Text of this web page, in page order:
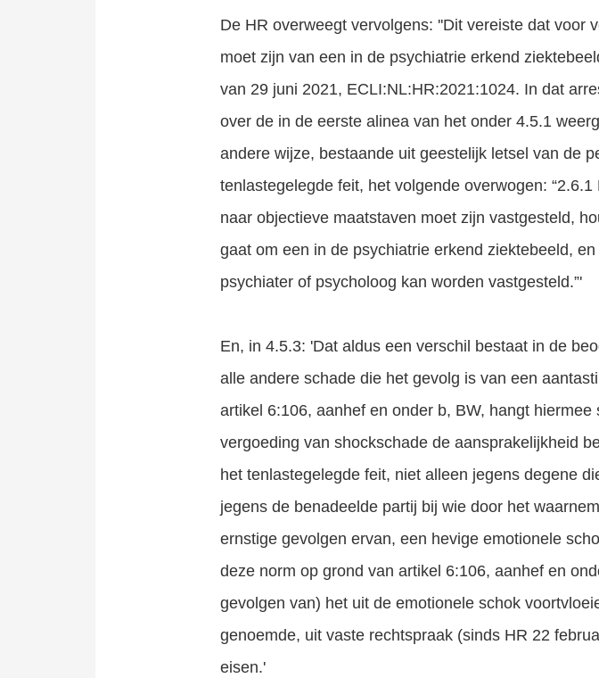
De HR overweegt vervolgens: ''Dit vereiste dat voor
moet zijn van een in de psychiatrie erkend
van 29 juni 2021, ECLI:NL:HR:2021:1024. In dat
over de in de eerste alinea van het onder 4.5.1
andere wijze, bestaande uit geestelijk letsel van de
tenlastegelegde feit, het volgende overwogen:
naar objectieve maatstaven moet zijn vastgesteld,
gaat om een in de psychiatrie erkend ziektebeeld,
psychiater of psycholoog kan worden vastgesteld.”'
En, in 4.5.3: 'Dat aldus een verschil bestaat in de
alle andere schade die het gevolg is van een
artikel 6:106, aanhef en onder b, BW, hangt
vergoeding van shockschade de aansprakelijkheid
het tenlastegelegde feit, niet alleen jegens degene
jegens de benadeelde partij bij wie door het
ernstige gevolgen ervan, een hevige emotionele
deze norm op grond van artikel 6:106, aanhef en
gevolgen van) het uit de emotionele schok
genoemde, uit vaste rechtspraak (sinds HR 22
eisen.'